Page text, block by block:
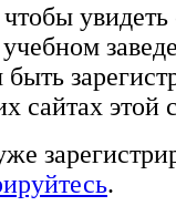
чтобы
быть
сайтах этой
.